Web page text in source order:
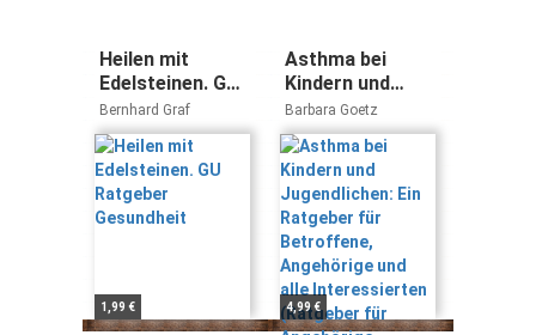
Heilen mit
Edelsteinen. GU
Ratgeber
Gesundheit
Bernhard Graf
1,99 €
Asthma bei
Kindern und
Jugendlichen:
Ein Ratgeber für
Betroffene,
Angehörige und
alle
Interessierten
(Ratgeber für
Angehörige,
Betroffene und
Fachleute)
Barbara Goetz
4,99 €